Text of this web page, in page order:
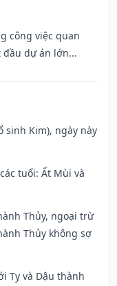
công việc quan
dự án lớn...
sinh Kim), ngày này
tuổi: Ất Mùi và
Thủy, ngoại trừ
Thủy không sợ
Tỵ và Dậu thành